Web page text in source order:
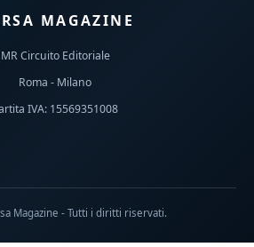
MAGAZINE
MR Circuito Editoriale
Roma - Milano
IVA: 15569351008
Magazine - Tutti i diritti riservati.